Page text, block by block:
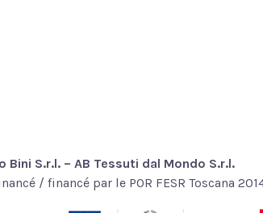
Bini S.r.l. – AB Tessuti dal Mondo S.r.l.
/ financé par le POR FESR Toscana